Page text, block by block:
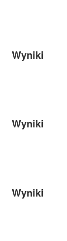
Wyniki
Wyniki
Wyniki